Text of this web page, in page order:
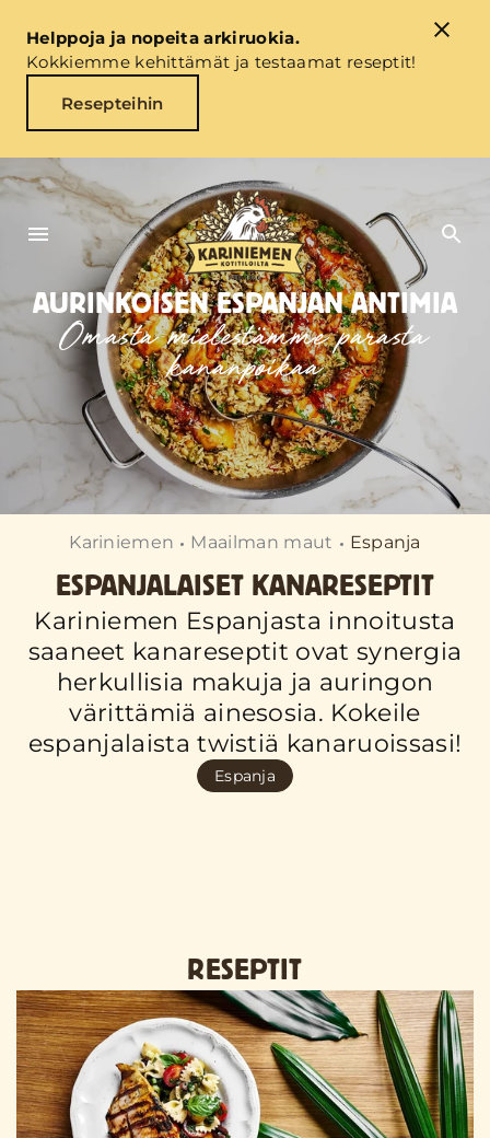
Helppoja ja nopeita arkiruokia.
Kokkiemme kehittämät ja testaamat reseptit!
Resepteihin
AURINKOISEN ESPANJAN ANTIMIA
Omasta mielestämme parasta
kananpoikaa
Kariniemen Maailman maut Espanja
ESPANJALAISET KANARESEPTIT
Kariniemen Espanjasta innoitusta
saaneet kanareseptit ovat synergia
herkullisia makuja ja auringon
värittämiä ainesosia. Kokeile
espanjalaista twistiä kanaruoissasi!
Espanja
RESEPTIT